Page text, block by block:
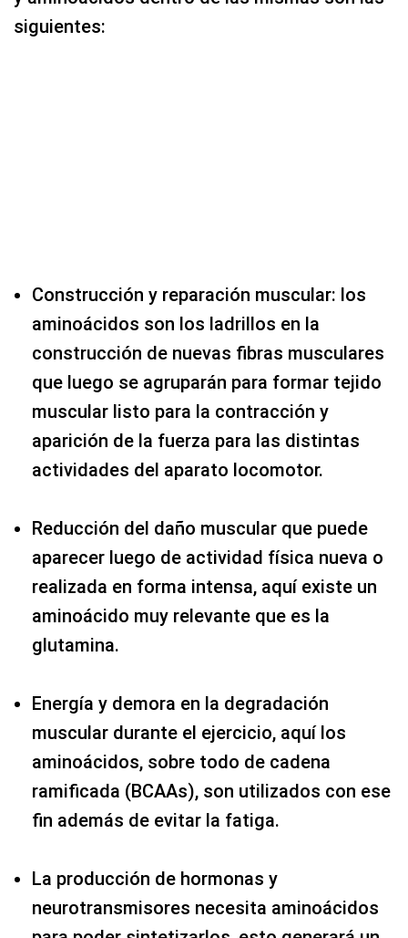
siguientes:
Construcción y reparación muscular: los
aminoácidos son los ladrillos en la
construcción de nuevas fibras musculares
que luego se agruparán para formar tejido
muscular listo para la contracción y
aparición de la fuerza para las distintas
actividades del aparato locomotor.
Reducción del daño muscular que puede
aparecer luego de actividad física nueva o
realizada en forma intensa, aquí existe un
aminoácido muy relevante que es la
glutamina.
Energía y demora en la degradación
muscular durante el ejercicio, aquí los
aminoácidos, sobre todo de cadena
ramificada (BCAAs), son utilizados con ese
fin además de evitar la fatiga.
La producción de hormonas y
neurotransmisores necesita aminoácidos